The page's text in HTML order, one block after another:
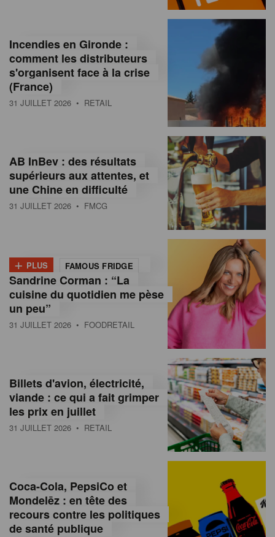
n
e
n
o
m
a
s
s
u
e
Incendies en Gironde :
comment les distributeurs
s'organisent face à la crise
(France)
31 JUILLET 2026 • RETAIL
AB InBev : des résultats
supérieurs aux attentes, et
une Chine en difficulté
31 JUILLET 2026 • FMCG
+ PLUS FAMOUS FRIDGE
Sandrine Corman : “La
cuisine du quotidien me pèse
un peu”
31 JUILLET 2026 • FOODRETAIL
Billets d'avion, électricité,
viande : ce qui a fait grimper
les prix en juillet
31 JUILLET 2026 • RETAIL
Coca-Cola, PepsiCo et
Mondelēz : en tête des
recours contre les politiques
de santé publique